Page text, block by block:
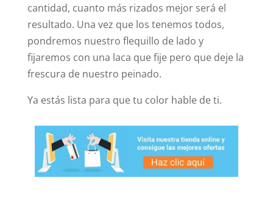
cantidad, cuanto más rizados mejor será el
resultado. Una vez que los tenemos todos,
pondremos nuestro flequillo de lado y
fijaremos con una laca que fije pero que deje la
frescura de nuestro peinado.
Ya estás lista para que tu color hable de ti.